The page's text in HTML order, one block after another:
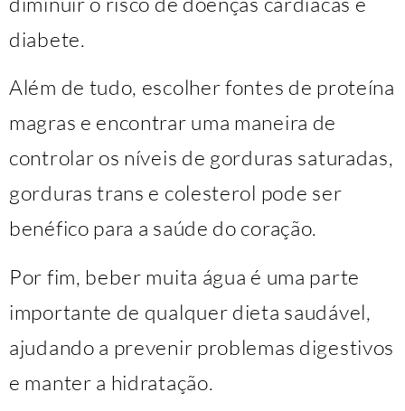
diabete.
Além de tudo, escolher fontes de proteína
magras e encontrar uma maneira de
controlar os níveis de gorduras saturadas,
gorduras trans e colesterol pode ser
benéfico para a saúde do coração.
Por fim, beber muita água é uma parte
importante de qualquer dieta saudável,
ajudando a prevenir problemas digestivos
e manter a hidratação.